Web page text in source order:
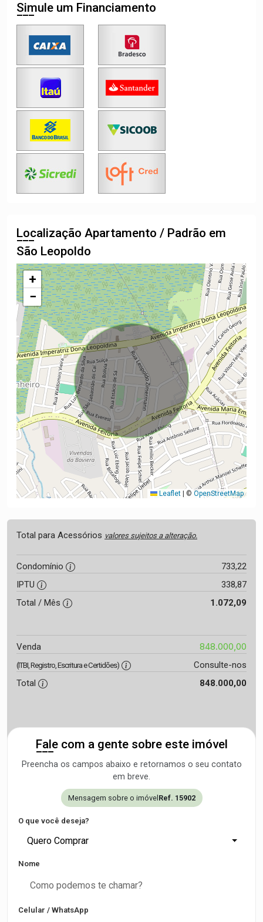
Simule um Financiamento
Localização Apartamento / Padrão em
São Leopoldo
+
−
Leaflet © OpenStreetMap
Total para Acessórios valores sujeitos a alteração.
Condomínio
733,22
IPTU
338,87
Total / Mês
1.072,09
Venda 848.000,00
(ITBI, Registro, Escritura e Certidões)
Consulte-nos
Total
848.000,00
Fale com a gente sobre este imóvel
Preencha os campos abaixo e retornamos o seu contato
em breve.
Mensagem sobre o imóvel Ref. 15902
O que você deseja?
Quero Comprar
Nome
Celular / WhatsApp